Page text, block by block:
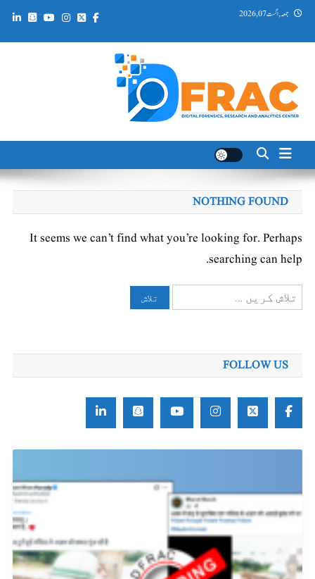
Skip جمعہ, اگست 07, 2026
DFRAC_ORG
NOTHING FOUND
It seems we can’t find what you’re looking for. Perhaps
searching can help.
تلاش
کریں
FOLLOW US